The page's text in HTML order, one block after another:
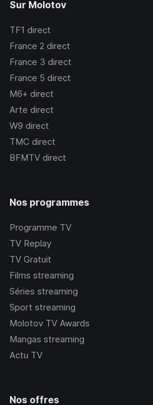
Sur Molotov
TF1 direct
France 2 direct
France 3 direct
France 5 direct
M6+ direct
Arte direct
W9 direct
TMC direct
BFMTV direct
Nos programmes
Programme TV
TV Replay
TV Gratuit
Films streaming
Séries streaming
Sport streaming
Molotov TV Awards
Mangas streaming
Actu TV
Nos offres